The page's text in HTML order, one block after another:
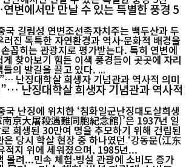
변에서만 만날 수 있는 특별한 풍경 5
국 길림성 연변조선족자치주는 백두산과 두
진 독특한 자연환경과 역사·문화적 배경을
꼽히는 관광지로 평가받는다. 특히 연변에
찾아보기 힘든 이색 풍경들이 곳곳에 자리
해 있어 국내외 관광객들의 발길을 끌고 있다. ...
난징대학살 희생자 기념관과 역사적
난징에 위치한 ‘침화일군난징대도살희생
京大屠殺遇難同胞紀念館)’은 1937년 일
희생된 30만여 명을 추모하기 위해 건립된
당시 학살 현장 중 하나였던 ‘강동문(江东
적지 위에 세워졌으며, 1985년...